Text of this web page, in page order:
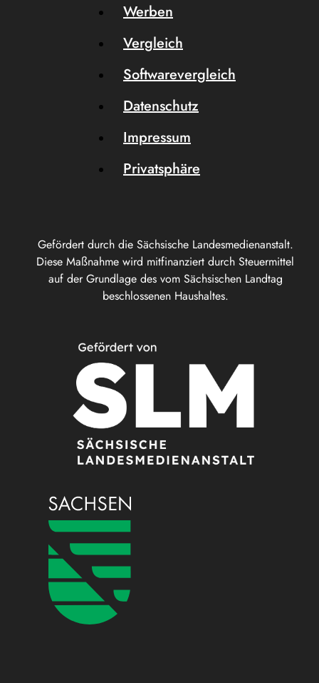
Gefördert durch die Sächsische Landesmedienanstalt.
Diese Maßnahme wird mitfinanziert durch Steuermittel
auf der Grundlage des vom Sächsischen Landtag
beschlossenen Haushaltes.
Werben
Vergleich
Softwarevergleich
Datenschutz
Impressum
Privatsphäre